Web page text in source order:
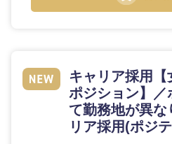
事務職茨城県
千葉県
神奈川県
キャリア採用
ポジション】／
て勤務地が異な
リア採用(ポジ